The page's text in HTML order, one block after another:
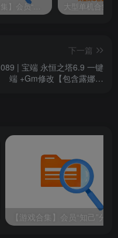
【游戏合集】会员“知己”分享 1T网游单机大合集 某宝购买收集 带架设教程视频(部分免虚拟机一键端 )
下一篇
089 | 宝端 永恒之塔6.9 一键
端 +Gm修改【包含露娜币